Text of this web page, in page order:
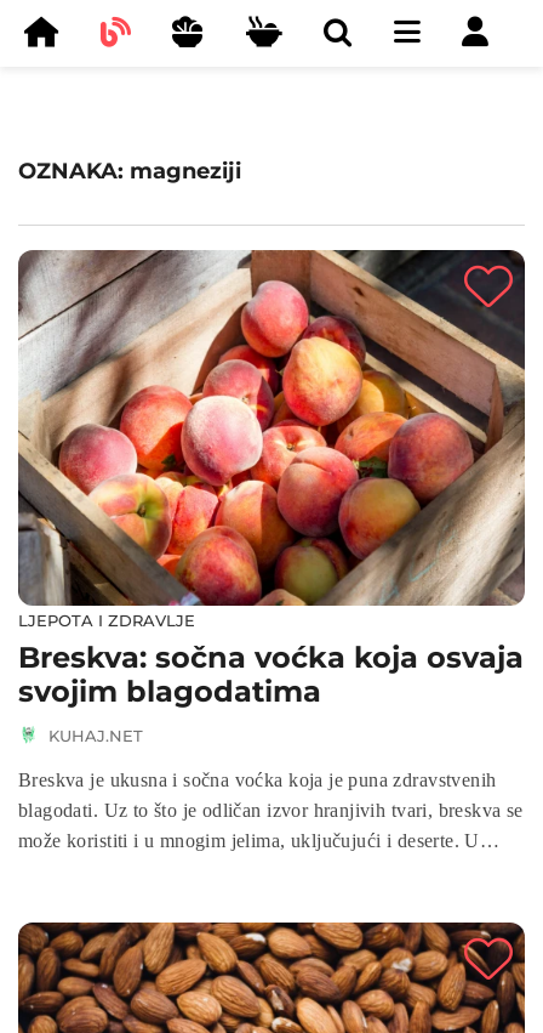
OZNAKA: magneziji
LJEPOTA I ZDRAVLJE
Breskva: sočna voćka koja osvaja
svojim blagodatima
KUHAJ.NET
Breskva je ukusna i sočna voćka koja je puna zdravstvenih
blagodati. Uz to što je odličan izvor hranjivih tvari, breskva se
može koristiti i u mnogim jelima, uključujući i deserte. U